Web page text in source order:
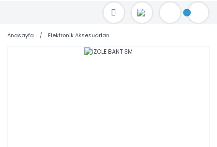
TOPTAN FİYAT ALMAK İÇİN satis@toptanbilgisayar.net MAİL ATINIZ.
SİPARİŞLERİNİZİ AYNI GÜN KARGO İLE GÖNDERİYORUZ!
Anasayfa Elektronik Aksesuarları